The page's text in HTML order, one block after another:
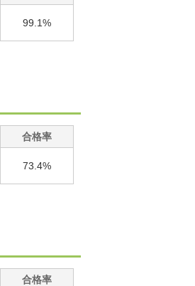
99.1%
合格率
73.4%
合格率